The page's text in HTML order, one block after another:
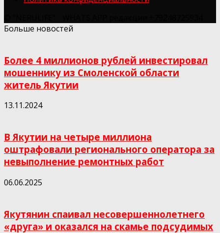
Больше новостей
Более 4 миллионов рублей инвестировал
мошеннику из Смоленской области
житель Якутии
13.11.2024
В Якутии на четыре миллиона
оштрафовали регионального оператора за
невыполнение ремонтных работ
06.06.2025
Якутянин спаивал несовершеннолетнего
«друга» и оказался на скамье подсудимых